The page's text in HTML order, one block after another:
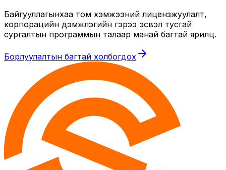
Байгууллагынхаа том хэмжээний лицензжуулалт,
корпорацийн дэмжлэгийн гэрээ эсвэл тусгай
сургалтын программын талаар манай багтай ярилц.
Борлуулалтын багтай холбогдох